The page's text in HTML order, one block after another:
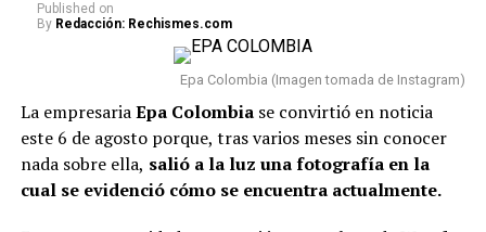
“Van dos meses. Hoy, después
de dos meses, estoy
totalmente tranquilo, estoy
bien. Incluso, para que dejen el
tema ahí también, con la
Published on
By Redacción: Rechismes.com
Epa Colombia (Imagen tomada de Instagram)
La empresariaEpa Colombiase convirtió en noticia
este 6 de agosto porque, tras varios meses sin conocer
nada sobre ella, salió a la luz una fotografía en la
cual se evidenció cómo se encuentra actualmente.